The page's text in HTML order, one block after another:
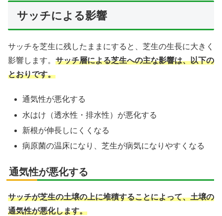
サッチによる影響
サッチを芝生に残したままにすると、芝生の生長に大きく
影響します。 サッチ層による芝生への主な影響は、以下の
とおりです。
通気性が悪化する
水はけ（透水性・排水性）が悪化する
新根が伸長しにくくなる
病原菌の温床になり、芝生が病気になりやすくなる
通気性が悪化する
サッチが芝生の土壌の上に堆積することによって、土壌の
通気性が悪化します。